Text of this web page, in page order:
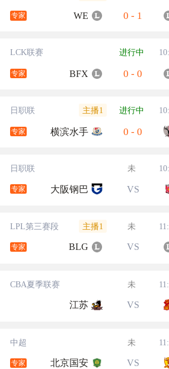
专家 WE 0 - 1
LCK联赛 进行中
专家 BFX 0 - 0
日职联 主播1 进行中
专家 横滨水手 0 - 0
日职联 未
专家 大阪钢巴 VS
LPL第三赛段 主播1 未
专家 BLG VS
CBA夏季联赛 未
江苏 VS
中超 未
专家 北京国安 VS